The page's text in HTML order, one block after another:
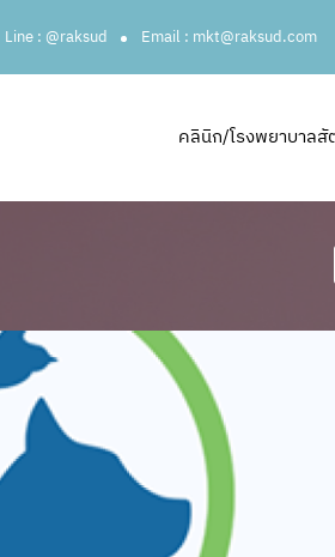
Line : @raksud Email : mkt@raksud.com
คลินิก/โรงพยาบาลสั